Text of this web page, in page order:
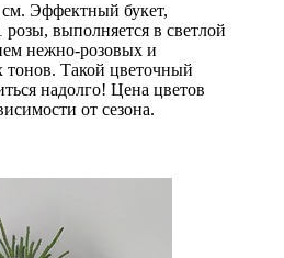
Эффектный букет,
розы, выполняется в светлой
нежно-розовых и
тонов. Такой цветочный
надолго! Цена цветов
от сезона.